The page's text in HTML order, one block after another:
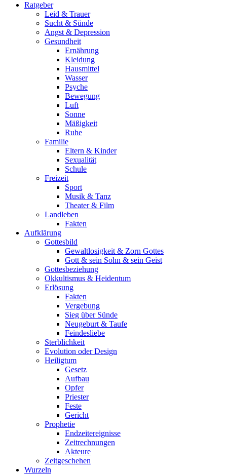
Ratgeber
Leid & Trauer
Sucht & Sünde
Angst & Depression
Gesundheit
Ernährung
Kleidung
Hausmittel
Wasser
Psyche
Bewegung
Luft
Sonne
Mäßigkeit
Ruhe
Familie
Eltern & Kinder
Sexualität
Schule
Freizeit
Sport
Musik & Tanz
Theater & Film
Landleben
Fakten
Aufklärung
Gottesbild
Gewaltlosigkeit & Zorn Gottes
Gott & sein Sohn & sein Geist
Gottesbeziehung
Okkultismus & Heidentum
Erlösung
Fakten
Vergebung
Sieg über Sünde
Neugeburt & Taufe
Feindesliebe
Sterblichkeit
Evolution oder Design
Heiligtum
Gesetz
Aufbau
Opfer
Priester
Feste
Gericht
Prophetie
Endzeitereignisse
Zeitrechnungen
Akteure
Zeitgeschehen
Wurzeln